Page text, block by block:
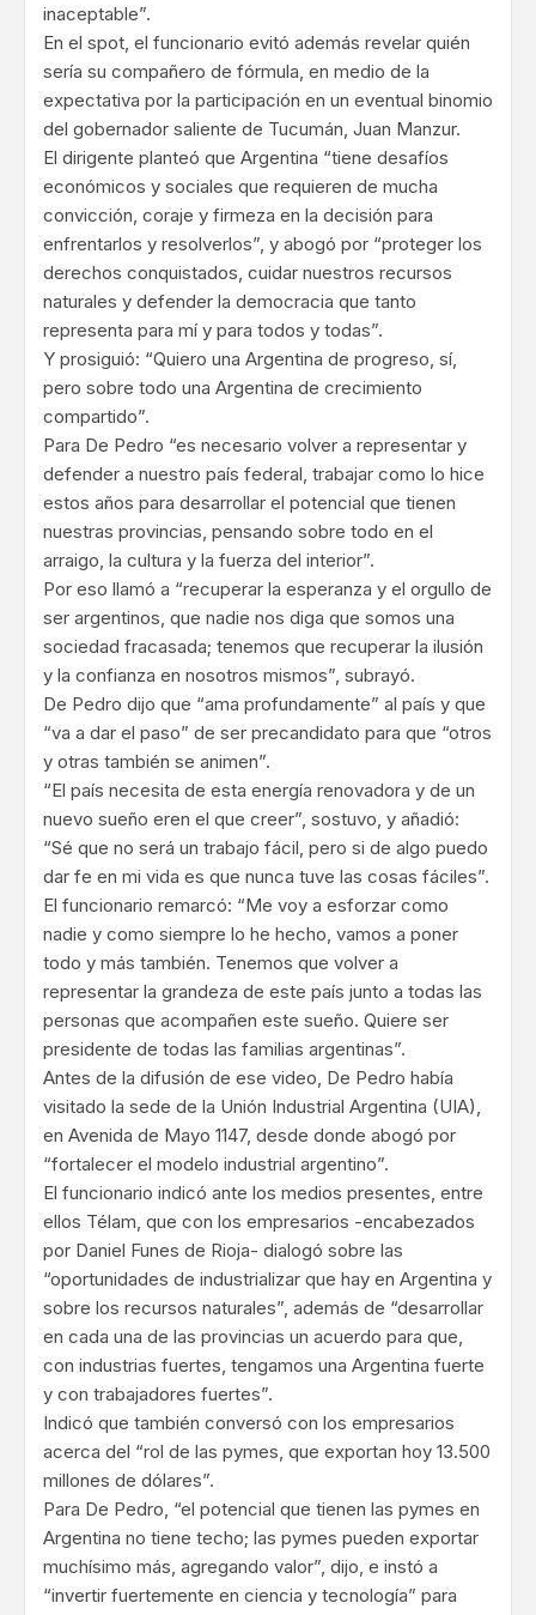
inaceptable”.
En el spot, el funcionario evitó además revelar quién
sería su compañero de fórmula, en medio de la
expectativa por la participación en un eventual binomio
del gobernador saliente de Tucumán, Juan Manzur.
El dirigente planteó que Argentina “tiene desafíos
económicos y sociales que requieren de mucha
convicción, coraje y firmeza en la decisión para
enfrentarlos y resolverlos”, y abogó por “proteger los
derechos conquistados, cuidar nuestros recursos
naturales y defender la democracia que tanto
representa para mí y para todos y todas”.
Y prosiguió: “Quiero una Argentina de progreso, sí,
pero sobre todo una Argentina de crecimiento
compartido”.
Para De Pedro “es necesario volver a representar y
defender a nuestro país federal, trabajar como lo hice
estos años para desarrollar el potencial que tienen
nuestras provincias, pensando sobre todo en el
arraigo, la cultura y la fuerza del interior”.
Por eso llamó a “recuperar la esperanza y el orgullo de
ser argentinos, que nadie nos diga que somos una
sociedad fracasada; tenemos que recuperar la ilusión
y la confianza en nosotros mismos”, subrayó.
De Pedro dijo que “ama profundamente” al país y que
“va a dar el paso” de ser precandidato para que “otros
y otras también se animen”.
“El país necesita de esta energía renovadora y de un
nuevo sueño eren el que creer”, sostuvo, y añadió:
“Sé que no será un trabajo fácil, pero si de algo puedo
dar fe en mi vida es que nunca tuve las cosas fáciles”.
El funcionario remarcó: “Me voy a esforzar como
nadie y como siempre lo he hecho, vamos a poner
todo y más también. Tenemos que volver a
representar la grandeza de este país junto a todas las
personas que acompañen este sueño. Quiere ser
presidente de todas las familias argentinas”.
Antes de la difusión de ese video, De Pedro había
visitado la sede de la Unión Industrial Argentina (UIA),
en Avenida de Mayo 1147, desde donde abogó por
“fortalecer el modelo industrial argentino”.
El funcionario indicó ante los medios presentes, entre
ellos Télam, que con los empresarios -encabezados
por Daniel Funes de Rioja- dialogó sobre las
“oportunidades de industrializar que hay en Argentina y
sobre los recursos naturales”, además de “desarrollar
en cada una de las provincias un acuerdo para que,
con industrias fuertes, tengamos una Argentina fuerte
y con trabajadores fuertes”.
Indicó que también conversó con los empresarios
acerca del “rol de las pymes, que exportan hoy 13.500
millones de dólares”.
Para De Pedro, “el potencial que tienen las pymes en
Argentina no tiene techo; las pymes pueden exportar
muchísimo más, agregando valor”, dijo, e instó a
“invertir fuertemente en ciencia y tecnología” para